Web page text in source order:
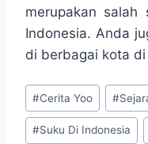
merupakan
Indonesia. Anda
di berbagai kota
Post
Tags:
#Cerita Yoo #
#Suku Di Indonesia